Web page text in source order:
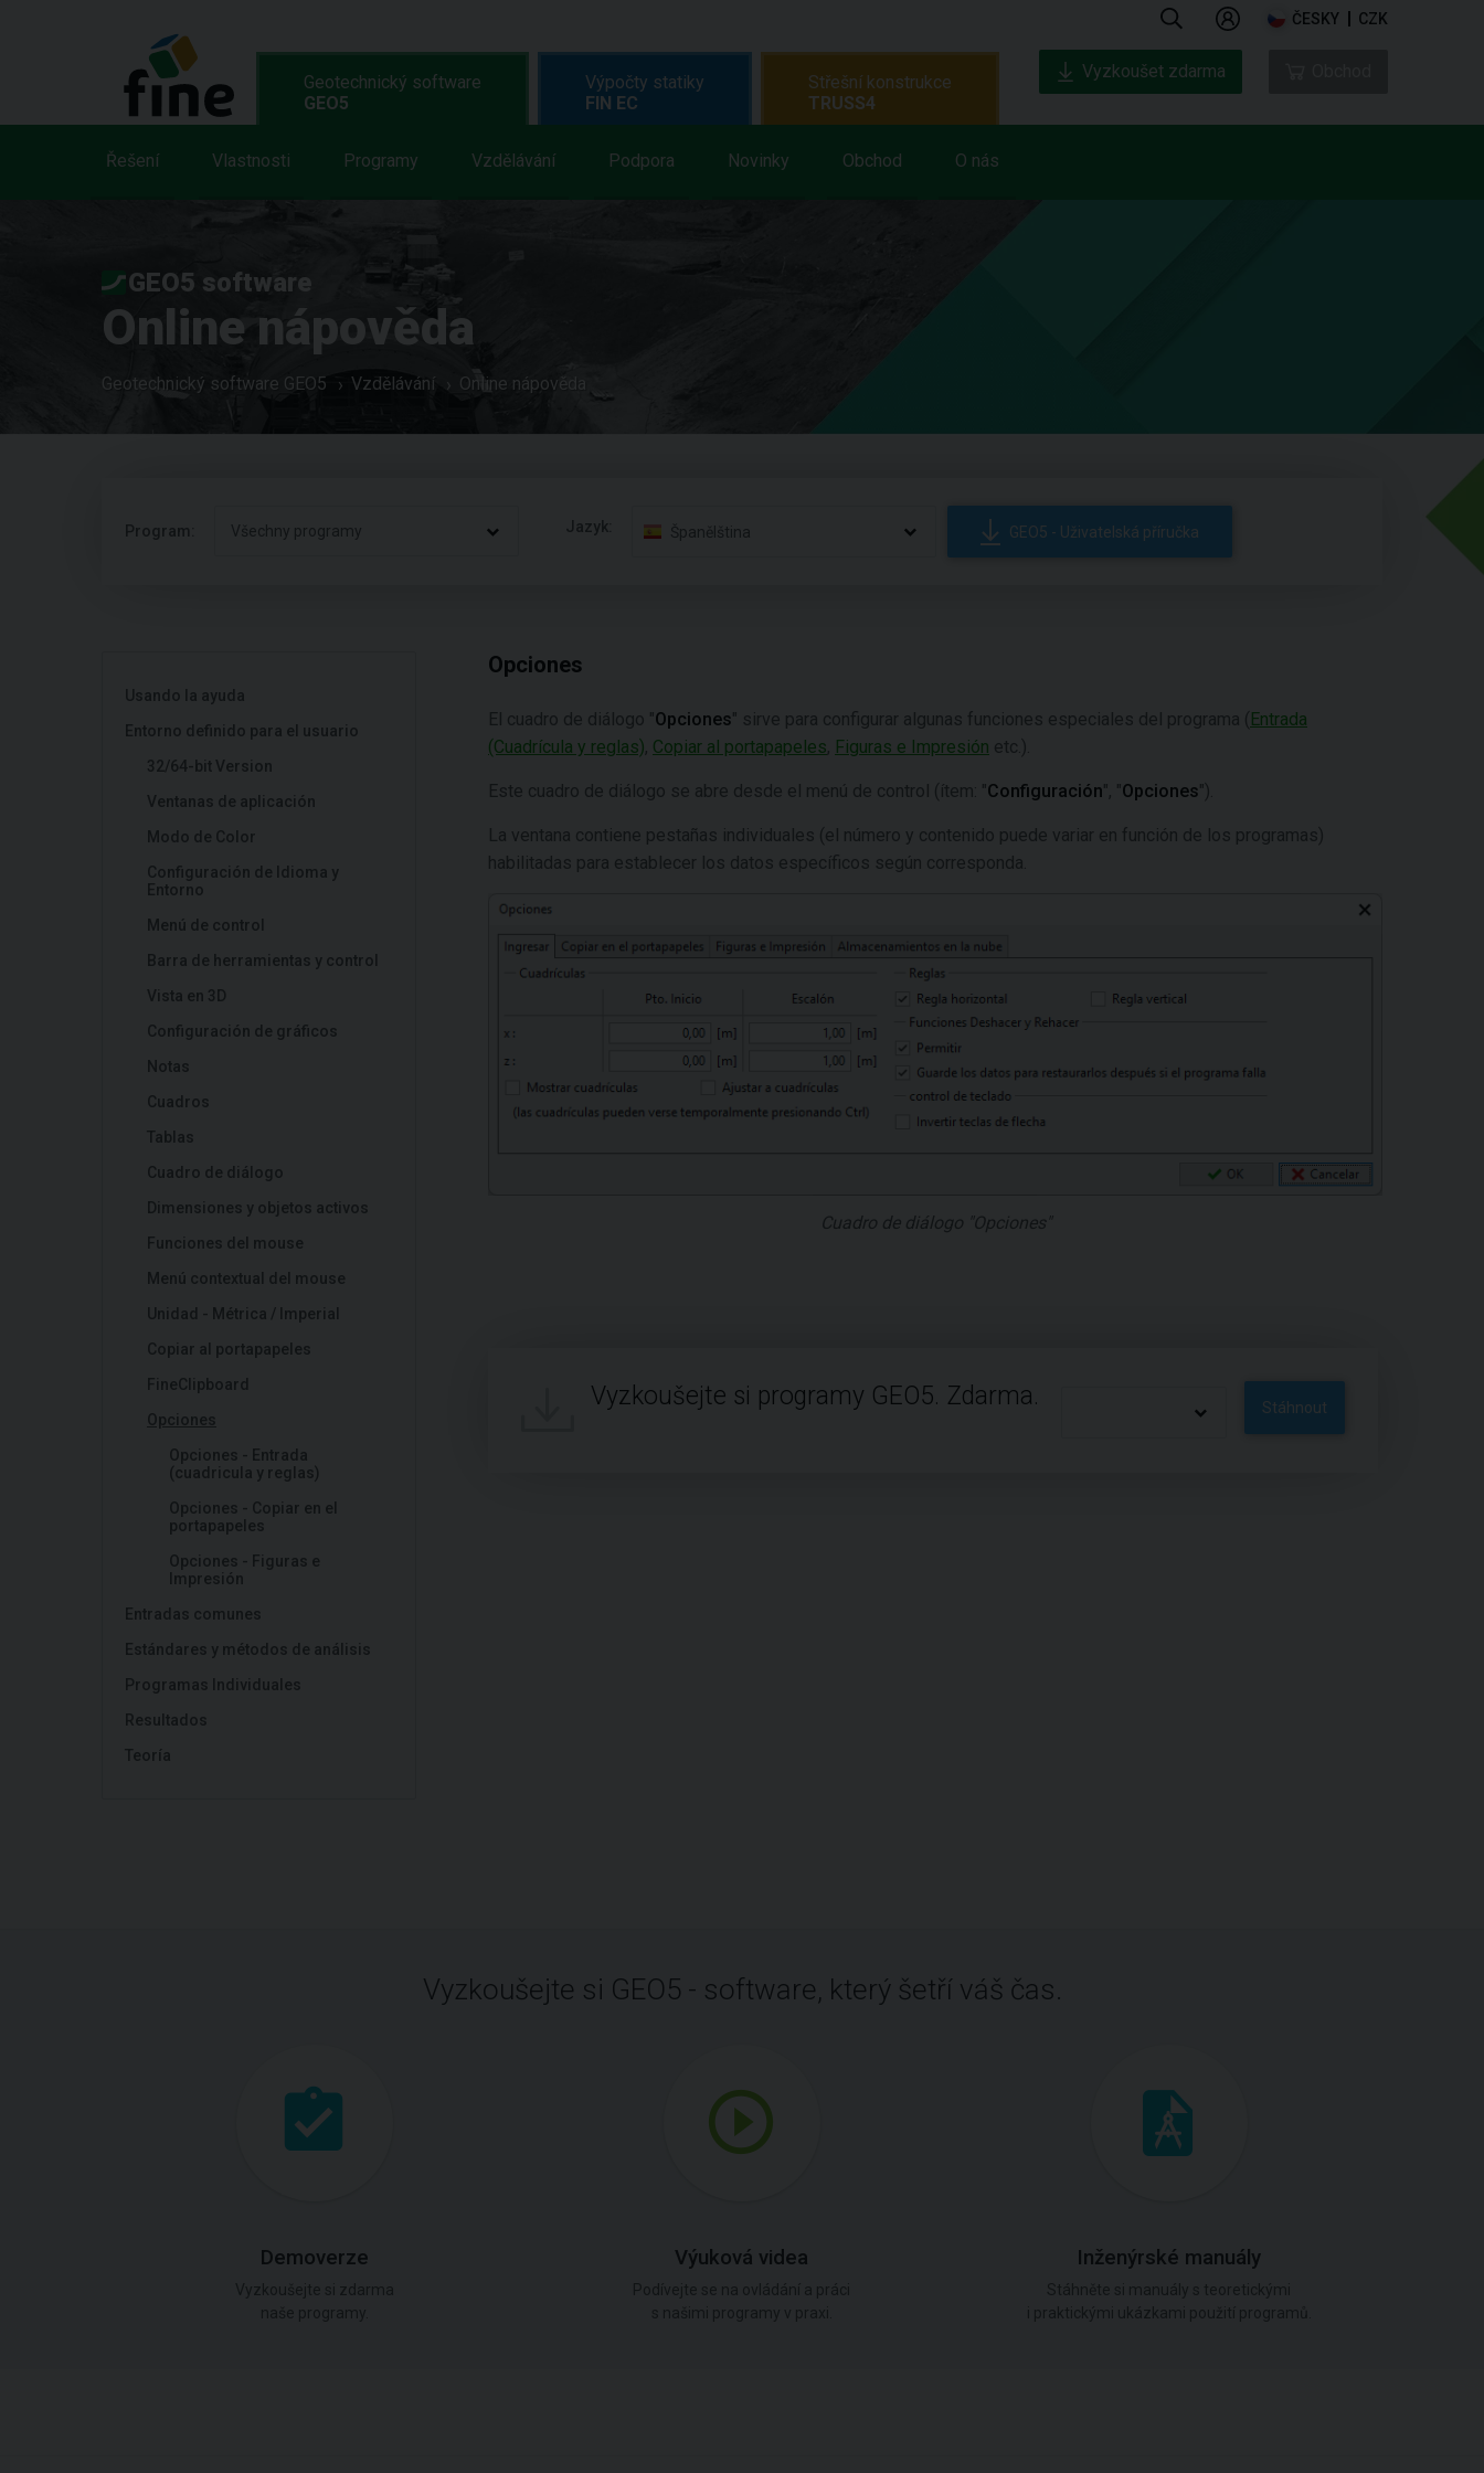
ČESKY CZK
Geotechnický software
GEO5
Řešení Vlastnosti Programy Vzdělávání Podpora Novinky Obchod O nás
Výpočty statiky
FIN EC
Střešní konstrukce
TRUSS4
Vyzkoušet zdarma
GEO5 software
Online nápověda
Geotechnický software GEO5 Vzdělávání Online nápověda
Program: Všechny programy Jazyk: Španělština GEO5 - Uživatelská příručka
Usando la ayuda
Entorno definido para el usuario
32/64-bit Version
Ventanas de aplicación
Modo de Color
Configuración de Idioma y
Entorno
Menú de control
Barra de herramientas y control
Vista en 3D
Configuración de gráficos
Notas
Cuadros
Tablas
Cuadro de diálogo
Dimensiones y objetos activos
Funciones del mouse
Menú contextual del mouse
Unidad - Métrica / Imperial
Copiar al portapapeles
FineClipboard
Opciones
Opciones - Entrada
(cuadricula y reglas)
Opciones - Copiar en el
portapapeles
Opciones - Figuras e
Impresión
Entradas comunes
Estándares y métodos de análisis
Programas Individuales
Resultados
Teoría
Opciones
El cuadro de diálogo "Opciones" sirve para configurar algunas funciones especiales del programa ( Entrada
(Cuadrícula y reglas), Copiar al portapapeles, Figuras e Impresión etc.).
Este cuadro de diálogo se abre desde el menú de control (ítem: "Configuración", "Opciones").
La ventana contiene pestañas individuales (el número y contenido puede variar en función de los programas)
habilitadas para establecer los datos específicos según corresponda.
Cuadro de diálogo "Opciones"
Vyzkoušejte si programy GEO5. Zdarma. Stáhnout
Vyzkoušejte si GEO5 - software, který šetří váš čas.
Demoverze Výuková videa Inženýrské manuály